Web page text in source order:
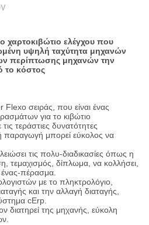
χαρτοκιβώτιο ελέγχου που
υψηλή ταχύτητα μηχανών
περίπτωσης μηχανών την
το κόστος
σειράς, που είναι ένας
για το κιβώτιο
τεράστιες δυνατότητες
παραγωγή μπορεί εύκολος να
τις πολυ-διαδικασίες όπως η
τεμαχισμός, δίπλωμα, να κολλήσει,
ένας-πέρασμα.
με το πληκτρολόγιο,
και την αλλαγή διαταγής,
cErp.
διατηρεί της μηχανής, εύκολη